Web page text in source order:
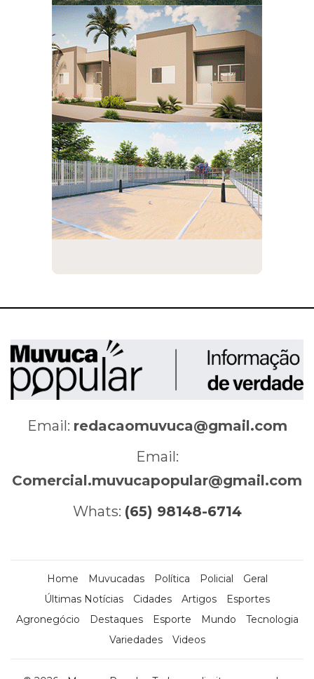
Email: redacaomuvuca@gmail.com
Email:
Comercial.muvucapopular@gmail.com
Whats: (65) 98148-6714
Home Muvucadas Política Policial
Geral
Últimas Notícias
Cidades Artigos
Esportes
Agronegócio
Destaques Esporte Mundo
Tecnologia
Variedades
Videos